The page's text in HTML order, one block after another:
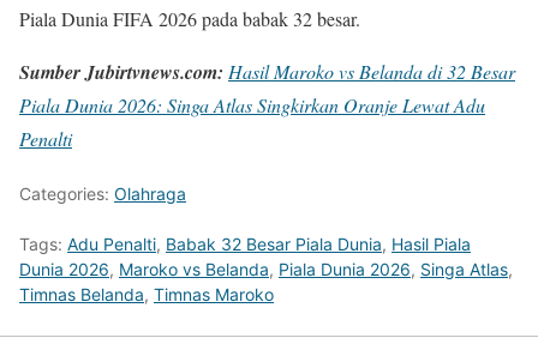
Piala Dunia FIFA 2026 pada babak 32 besar.
Sumber Jubirtvnews.com: Hasil Maroko vs Belanda di 32 Besar
Piala Dunia 2026: Singa Atlas Singkirkan Oranje Lewat Adu
Penalti
Categories: Olahraga
Tags: Adu Penalti, Babak 32 Besar Piala Dunia, Hasil Piala
Dunia 2026, Maroko vs Belanda, Piala Dunia 2026, Singa Atlas,
Timnas Belanda, Timnas Maroko